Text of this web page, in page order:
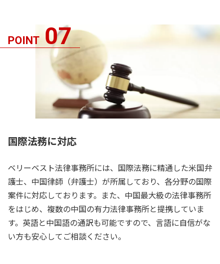
POINT 07
国際法務に対応
ベリーベスト法律事務所には、国際法務に精通した米国弁
護士、中国律師（弁護士）が所属しており、各分野の国際
案件に対応しております。また、中国最大級の法律事務所
をはじめ、複数の中国の有力法律事務所と提携していま
す。英語と中国語の通訳も可能ですので、言語に自信がな
い方も安心してご相談ください。